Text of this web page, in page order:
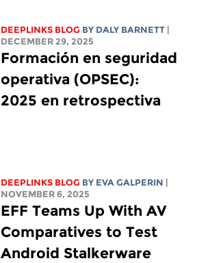
DEEPLINKS BLOG BY DALY BARNETT
DECEMBER 29, 2025
Formación en seguridad
operativa (OPSEC):
2025 en retrospectiva
DEEPLINKS BLOG BY EVA GALPERIN
NOVEMBER 6, 2025
EFF Teams Up With AV
Comparatives to Test
Android Stalkerware